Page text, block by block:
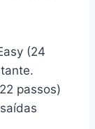
(24
passos)